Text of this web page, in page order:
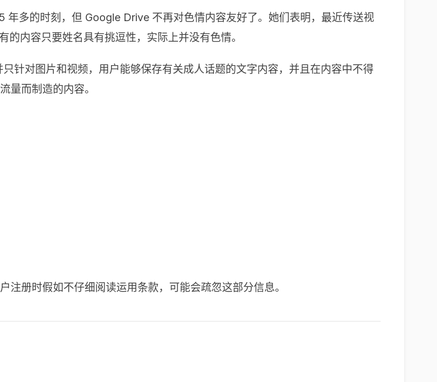
多的时刻，但 Google Drive 不再对色情内容友好了。她们表明，最近传送视
内容只要姓名具有挑逗性，实际上并没有色情。
针对图片和视频，用户能够保存有关成人话题的文字内容，并且在内容中不得
量而制造的内容。
册时假如不仔细阅读运用条款，可能会疏忽这部分信息。